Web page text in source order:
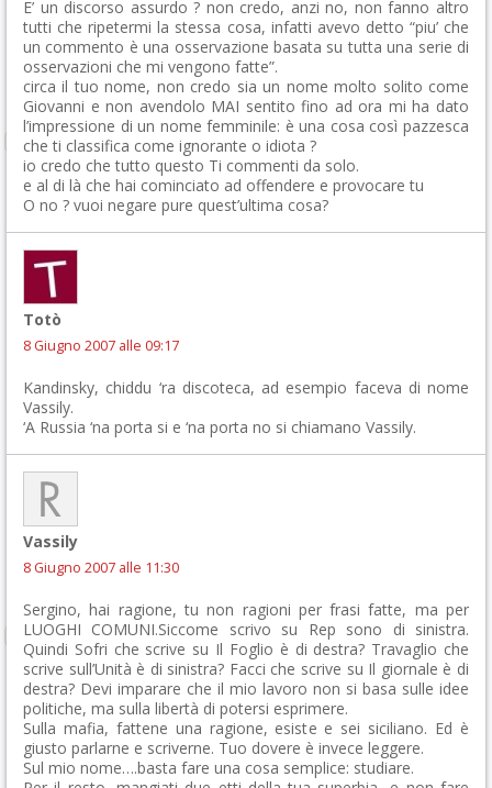
E’ un discorso assurdo ? non credo, anzi no, non fanno altro
tutti che ripetermi la stessa cosa, infatti avevo detto “piu’ che
un commento è una osservazione basata su tutta una serie di
osservazioni che mi vengono fatte”.
circa il tuo nome, non credo sia un nome molto solito come
Giovanni e non avendolo MAI sentito fino ad ora mi ha dato
l’impressione di un nome femminile: è una cosa così pazzesca
che ti classifica come ignorante o idiota ?
io credo che tutto questo Ti commenti da solo.
e al di là che hai cominciato ad offendere e provocare tu
O no ? vuoi negare pure quest’ultima cosa?
Totò
8 Giugno 2007 alle 09:17
Kandinsky, chiddu ‘ra discoteca, ad esempio faceva di nome
Vassily.
‘A Russia ‘na porta si e ‘na porta no si chiamano Vassily.
Vassily
8 Giugno 2007 alle 11:30
Sergino, hai ragione, tu non ragioni per frasi fatte, ma per
LUOGHI COMUNI.Siccome scrivo su Rep sono di sinistra.
Quindi Sofri che scrive su Il Foglio è di destra? Travaglio che
scrive sull’Unità è di sinistra? Facci che scrive su Il giornale è di
destra? Devi imparare che il mio lavoro non si basa sulle idee
politiche, ma sulla libertà di potersi esprimere.
Sulla mafia, fattene una ragione, esiste e sei siciliano. Ed è
giusto parlarne e scriverne. Tuo dovere è invece leggere.
Sul mio nome….basta fare una cosa semplice: studiare.